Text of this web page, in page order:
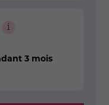
3 mois